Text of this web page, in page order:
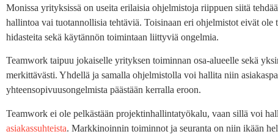
Monissa yrityksissä on useita erilaisia ohjelmistoja riippuen siitä
hallintoa vai tuotannollisia tehtäviä. Toisinaan eri ohjelmistot eivät ole
hidasteita sekä käytännön toimintaan liittyviä ongelmia.
Teamwork taipuu jokaiselle yrityksen toiminnan osa-alueelle sekä
merkittävästi. Yhdellä ja samalla ohjelmistolla voi hallita niin
yhteensopivuusongelmista päästään kerralla eroon.
Teamwork ei ole pelkästään projektinhallintatyökalu, vaan sillä voi
asiakassuhteista. Markkinoinnin toiminnot ja seuranta on niin ikään